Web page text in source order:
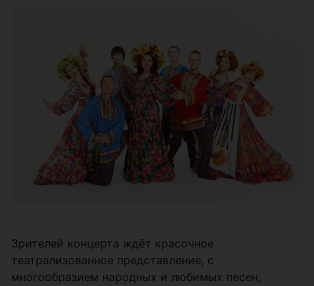
Зрителей концерта ждёт красочное
театрализованное представление, с
многообразием народных и любимых песен,